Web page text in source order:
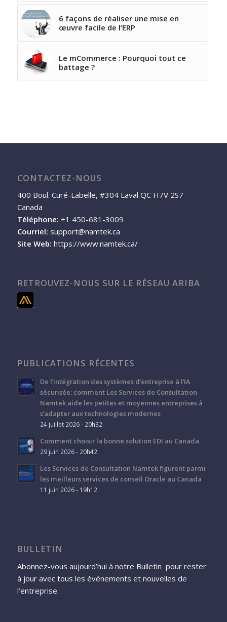
6 façons de réaliser une mise en
œuvre facile de l’ERP
Le mCommerce : Pourquoi tout ce
battage ?
CONTACTEZ-NOUS
400 Boul. Curé-Labelle, #304 Laval QC H7V 2S7
Canada
Téléphone: +1 450-681-3009
Courriel: support@namtek.ca
Site Web: https://www.namtek.ca/
RETROUVEZ-NOUS SUR LE RÉSEAU ARIBA
PUBLICATIONS RÉCENTES
De l’intégration des systèmes d’entreprise à l’IA
sécurisée: comment Les Services de Consultation
Namtek aide les petites et moyennes entreprises à
s’adapter aux technologies modernes
24 juillet 2026 - 20h32
Comment choisir la bonne solution EDI au Canada
29 juin 2026 - 20h42
Les Services de Consultation Namtek figurent parmi
les meilleurs services de conseil Oracle au Canada
11 juin 2026 - 19h12
BULLETIN
Abonnez-vous aujourd’hui à notre Bulletin pour rester
à jour avec tous les événements et nouvelles de
l’entreprise.